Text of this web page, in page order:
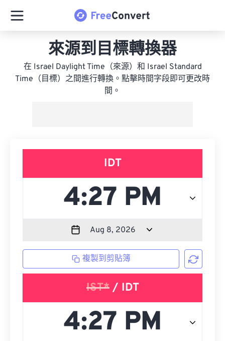
來源到目標轉換器
在 Israel Daylight Time（來源）和 Israel Standard
Time（目標）之間進行轉換。點擊時間字段即可更改時
間。
IDT
複製到剪貼簿
IST*/ IDT